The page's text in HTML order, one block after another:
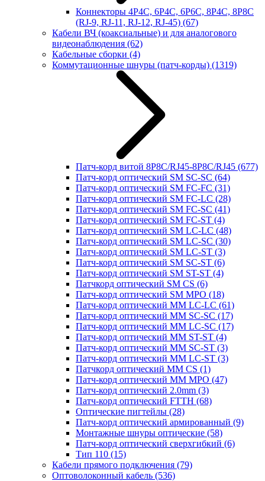
Коннекторы 4P4C, 6P4C, 6P6C, 8P4C, 8P8C
(RJ-9, RJ-11, RJ-12, RJ-45) (67)
Кабели ВЧ (коаксиальные) и для аналогового
видеонаблюдения (62)
Кабельные сборки (4)
Коммутационные шнуры (патч-корды) (1319)
Патч-корд витой 8P8C/RJ45-8P8C/RJ45 (677)
Патч-корд оптический SM SC-SC (64)
Патч-корд оптический SM FC-FC (31)
Патч-корд оптический SM FC-LC (28)
Патч-корд оптический SM FC-SC (41)
Патч-корд оптический SM FC-ST (4)
Патч-корд оптический SM LC-LC (48)
Патч-корд оптический SM LC-SC (30)
Патч-корд оптический SM LC-ST (3)
Патч-корд оптический SM SC-ST (6)
Патч-корд оптический SM ST-ST (4)
Патчкорд оптический SM CS (6)
Патч-корд оптический SM MPO (18)
Патч-корд оптический MM LC-LC (61)
Патч-корд оптический MM SC-SC (17)
Патч-корд оптический MM LC-SC (17)
Патч-корд оптический MM ST-ST (4)
Патч-корд оптический MM SC-ST (3)
Патч-корд оптический MM LC-ST (3)
Патчкорд оптический MM CS (1)
Патч-корд оптический MM MPO (47)
Патч-корд оптический 2.0mm (3)
Патч-корд оптический FTTH (68)
Оптические пигтейлы (28)
Патч-корд оптический армированный (9)
Монтажные шнуры оптические (58)
Патч-корд оптический сверхгибкий (6)
Тип 110 (15)
Кабели прямого подключения (79)
Оптоволоконный кабель (536)